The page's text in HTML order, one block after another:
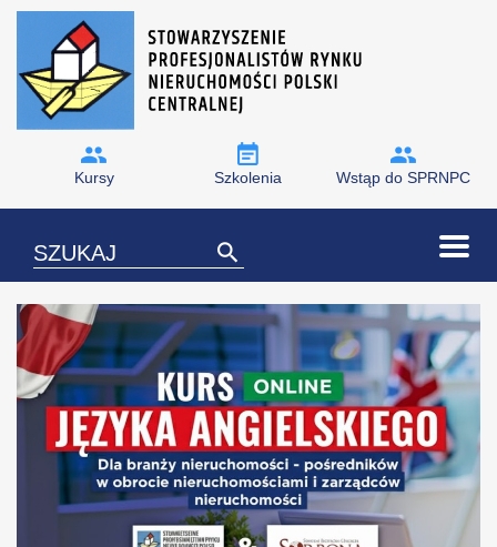
Kursy Szkolenia Wstąp do SPRNPC